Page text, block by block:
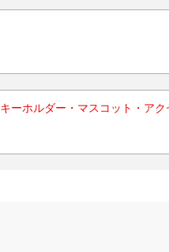
キーホルダー・マスコット・アク